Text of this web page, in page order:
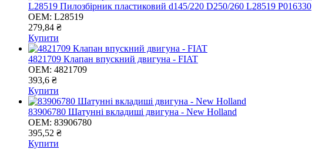
L28519 Пилозбірник пластиковий d145/220 D250/260 L28519 P016330
OEM: L28519
279,84 ₴
Купити
4821709 Клапан впускний двигуна - FIAT
OEM: 4821709
393,6 ₴
Купити
83906780 Шатунні вкладиші двигуна - New Holland
OEM: 83906780
395,52 ₴
Купити